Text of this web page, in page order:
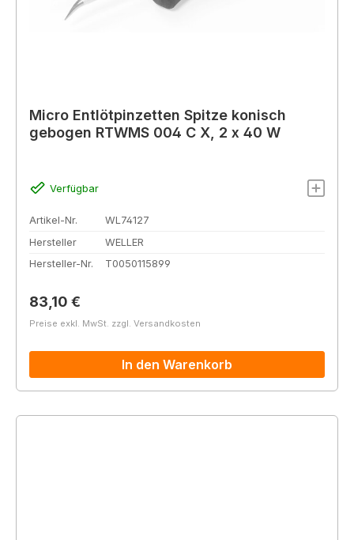
Micro Entlötpinzetten Spitze konisch
gebogen RTWMS 004 C X, 2 x 40 W
Verfügbar
Artikel-Nr.
WL74127
Hersteller
WELLER
Hersteller-Nr.
T0050115899
Regulärer Preis:
83,10 €
Preise exkl. MwSt. zzgl. Versandkosten
In den Warenkorb